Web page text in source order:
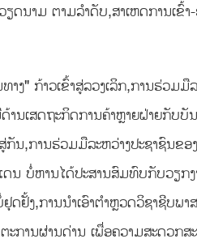
ດນາມ ຕາມລໍາດັບ,ສາເຫດການເ
ງ" ກ້າວເຂົ້າສູ່ລວງເລິກ,ການຮ່ວມ
ນເສດຖະກິດການຄ້າຫຼາຍຝ່າຍກັບບັ
ນ,ການຮ່ວມມືລະຫວ່າງປະຊາຊົນຂ
ດນ ບໍ່ຫານໄດ້ປະສານສົມທົບກັບວຽກ
ຢັ້ງ,ການນໍາເອົາຕໍາຫຼວດວິຊາຊີບພາ
ະການຜ່ານດ່ານ ເພື່ອຄວາມສະດວກ